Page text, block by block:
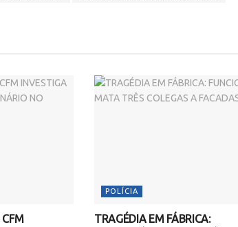
CFM
POLÍCIA
TRAGÉDIA EM FÁBRICA: